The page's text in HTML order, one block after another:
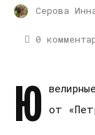
Серова
0
Ю от